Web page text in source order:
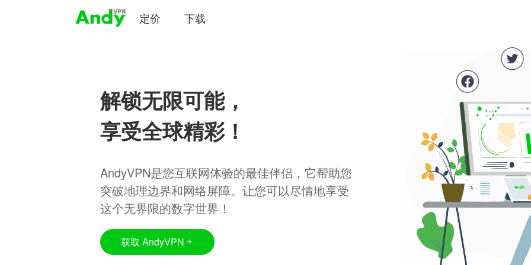
定价 下载
解锁无限可能，
享受全球精彩！
AndyVPN是您互联网体验的最佳伴侣，它帮助您
突破地理边界和网络屏障。让您可以尽情地享受
这个无界限的数字世界！
获取 AndyVPN